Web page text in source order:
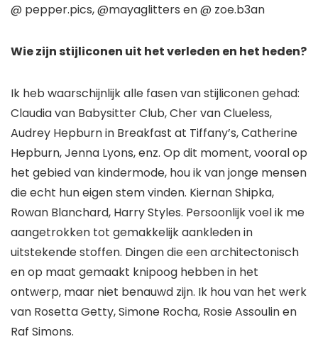
@ pepper.pics, @mayaglitters en @ zoe.b3an
Wie zijn stijliconen uit het verleden en het heden?
Ik heb waarschijnlijk alle fasen van stijliconen gehad:
Claudia van Babysitter Club, Cher van Clueless,
Audrey Hepburn in Breakfast at Tiffany’s, Catherine
Hepburn, Jenna Lyons, enz. Op dit moment, vooral op
het gebied van kindermode, hou ik van jonge mensen
die echt hun eigen stem vinden. Kiernan Shipka,
Rowan Blanchard, Harry Styles. Persoonlijk voel ik me
aangetrokken tot gemakkelijk aankleden in
uitstekende stoffen. Dingen die een architectonisch
en op maat gemaakt knipoog hebben in het
ontwerp, maar niet benauwd zijn. Ik hou van het werk
van Rosetta Getty, Simone Rocha, Rosie Assoulin en
Raf Simons.